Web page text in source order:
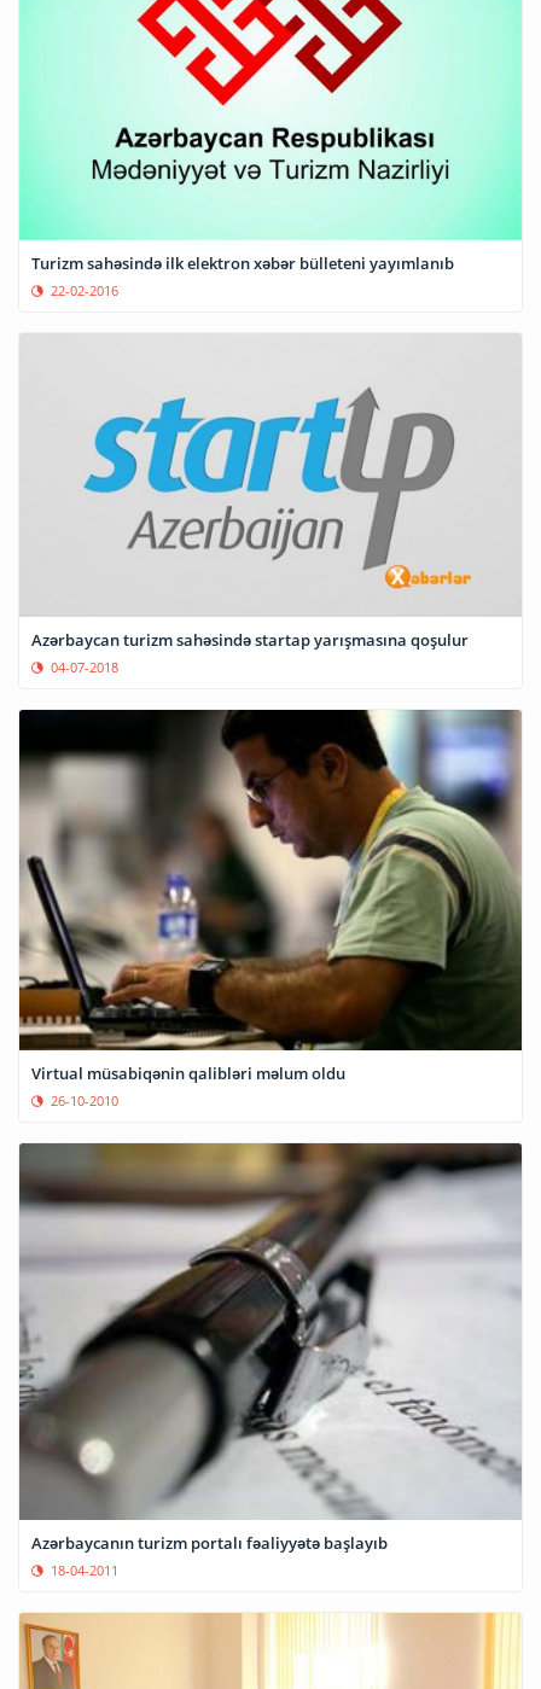
Turizm sahəsində ilk elektron xəbər bülleteni yayımlanıb
22-02-2016
Azərbaycan turizm sahəsində startap yarışmasına qoşulur
04-07-2018
Virtual müsabiqənin qalibləri məlum oldu
26-10-2010
Azərbaycanın turizm portalı fəaliyyətə başlayıb
18-04-2011